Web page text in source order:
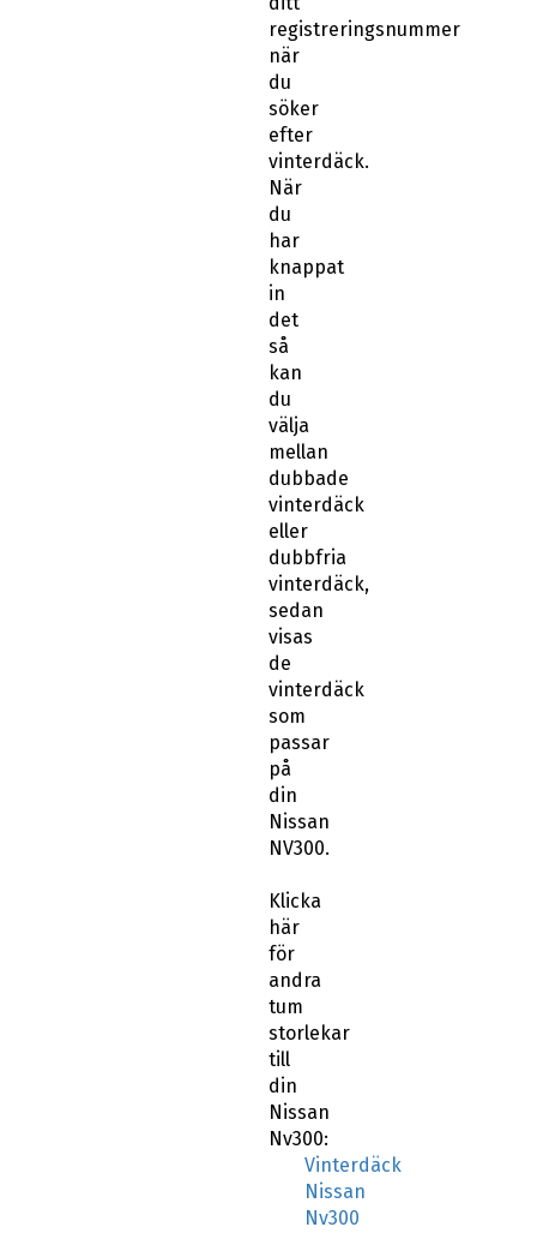
registreringsnummer
när
du
söker
efter
vinterdäck.
När
du
har
knappat
in
det
så
kan
du
välja
mellan
dubbade
vinterdäck
eller
dubbfria
vinterdäck,
sedan
visas
de
vinterdäck
som
passar
på
din
Nissan
NV300.
här
för
andra
tum
storlekar
till
din
Nissan
Nv300:
Vinterdäck
Nissan
Nv300
16